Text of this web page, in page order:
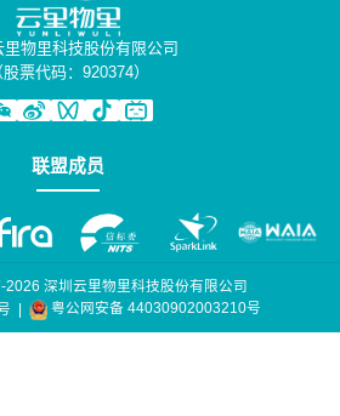
里物里科技股份有限公司
股票代码：920374）
联盟成员
深圳云里物里科技股份有限公司
| 粤公网安备 44030902003210号